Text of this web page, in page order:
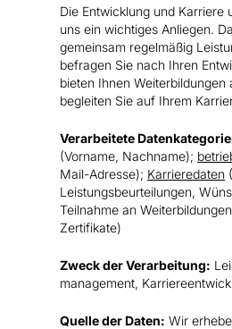
Die Entwicklung und Karriere
uns ein wichtiges Anliegen.
gemeinsam regelmäßig
befragen Sie nach Ihren
bieten Ihnen Weiterbildungen
begleiten Sie auf Ihrem
Verarbeitete
(Vorname, Nachname);
Mail-Adresse); Karrieredaten
Leistungsbeurteilungen,
Teilnahme an
Zertifikate)
Zweck der Verarbeitung:
management,
Quelle der Daten: Wir